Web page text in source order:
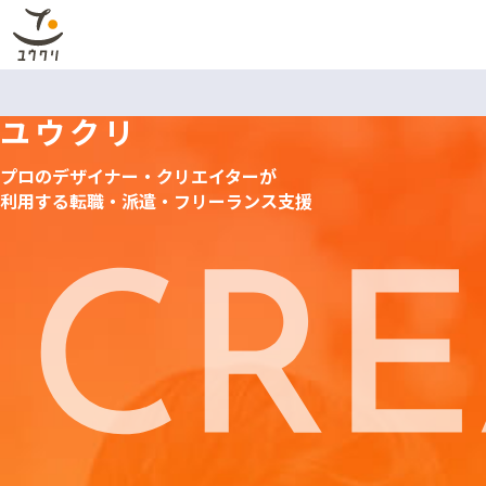
ユウクリ
プロのデザイナー・クリエイターが
利用する転職・派遣・フリーランス支援